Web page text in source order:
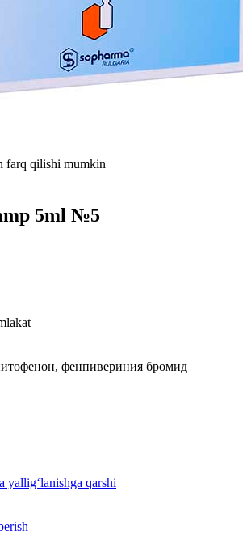
farq qilishi mumkin
5ml №5
фенпивериния бромид
yallig‘lanishga qarshi